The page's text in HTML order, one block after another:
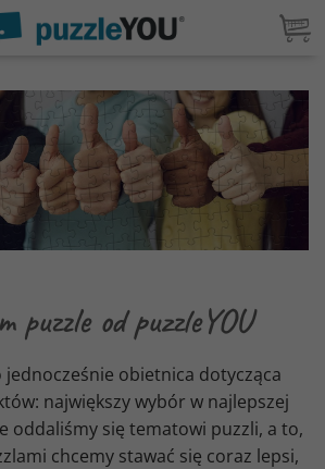
puzzle od puzzleYOU
jednocześnie obietnica dotycząca
największy wybór w najlepszej
oddaliśmy się tematowi puzzli, a to,
chcemy stawać się coraz lepsi,